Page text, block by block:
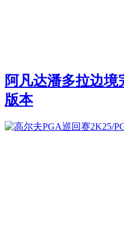
阿凡达潘多拉边境
版本